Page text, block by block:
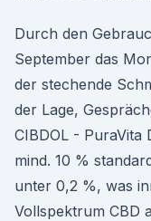
Durch den
September das
der stechende
der Lage,
CIBDOL - PuraVita
mind. 10 %
unter 0,2 %, was
Vollspektrum CBD